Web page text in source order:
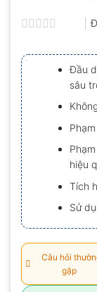
xếp
hạng
0.0
5
sao
Đầu
sâu
hiệu
Tích
Sử
Câu hỏi
gặp